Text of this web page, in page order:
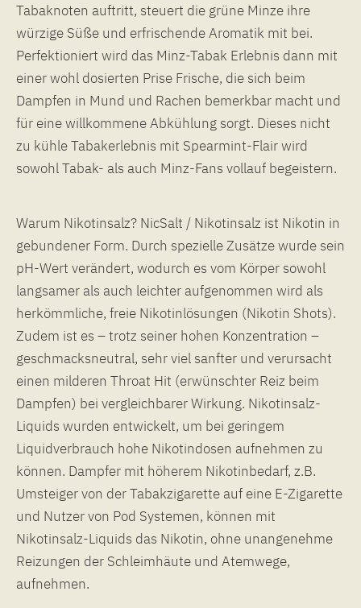
Tabaknoten auftritt, steuert die grüne Minze ihre
würzige Süße und erfrischende Aromatik mit bei.
Perfektioniert wird das Minz-Tabak Erlebnis dann mit
einer wohl dosierten Prise Frische, die sich beim
Dampfen in Mund und Rachen bemerkbar macht und
für eine willkommene Abkühlung sorgt. Dieses nicht
zu kühle Tabakerlebnis mit Spearmint-Flair wird
sowohl Tabak- als auch Minz-Fans vollauf begeistern.
Warum Nikotinsalz? NicSalt / Nikotinsalz ist Nikotin in
gebundener Form. Durch spezielle Zusätze wurde sein
pH-Wert verändert, wodurch es vom Körper sowohl
langsamer als auch leichter aufgenommen wird als
herkömmliche, freie Nikotinlösungen (Nikotin Shots).
Zudem ist es – trotz seiner hohen Konzentration –
geschmacksneutral, sehr viel sanfter und verursacht
einen milderen Throat Hit (erwünschter Reiz beim
Dampfen) bei vergleichbarer Wirkung. Nikotinsalz-
Liquids wurden entwickelt, um bei geringem
Liquidverbrauch hohe Nikotindosen aufnehmen zu
können. Dampfer mit höherem Nikotinbedarf, z.B.
Umsteiger von der Tabakzigarette auf eine E-Zigarette
und Nutzer von Pod Systemen, können mit
Nikotinsalz-Liquids das Nikotin, ohne unangenehme
Reizungen der Schleimhäute und Atemwege,
aufnehmen.